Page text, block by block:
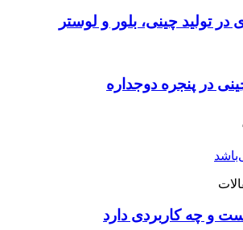
در پنجره دوجداره
و چه کاربردی دارد